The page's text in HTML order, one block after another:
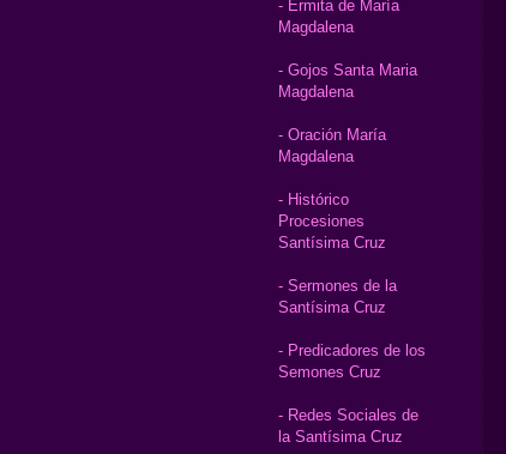
- Ermita de María
Magdalena
- Gojos Santa Maria
Magdalena
- Oración María
Magdalena
- Histórico
Procesiones
Santísima Cruz
- Sermones de la
Santísima Cruz
- Predicadores de los
Semones Cruz
- Redes Sociales de
la Santísima Cruz